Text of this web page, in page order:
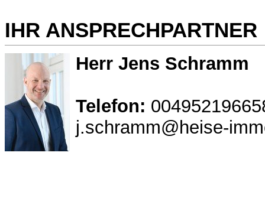
IHR ANSPRECHPARTNER
Herr Jens Schramm
Telefon:
j.schramm@heise-